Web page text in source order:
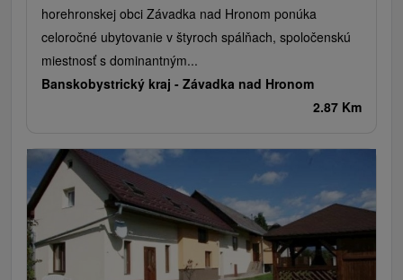
horehronskej obci Závadka nad Hronom ponúka
celoročné ubytovanie v štyroch spálňach, spoločenskú
miestnosť s dominantným...
Banskobystrický kraj - Závadka nad Hronom
2.87 Km